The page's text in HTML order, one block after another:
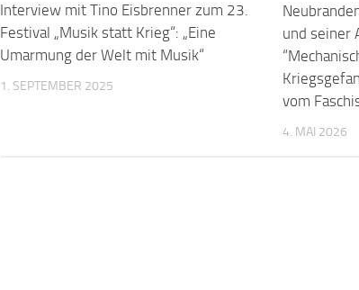
Interview mit Tino Eisbrenner zum 23.
Festival „Musik statt Krieg“: „Eine
Umarmung der Welt mit Musik“
1. SEPTEMBER 2025
und seiner
vom
4. MAI 2026